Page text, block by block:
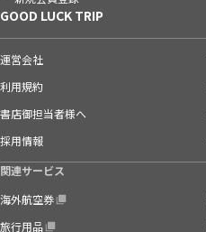
GOOD LUCK TRIP
運営会社
利用規約
書店御担当者様へ
採用情報
関連サービス
海外航空券
旅行用品